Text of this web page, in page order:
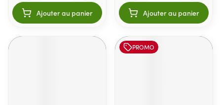
Ajouter au panier Ajouter au panier
PROMO